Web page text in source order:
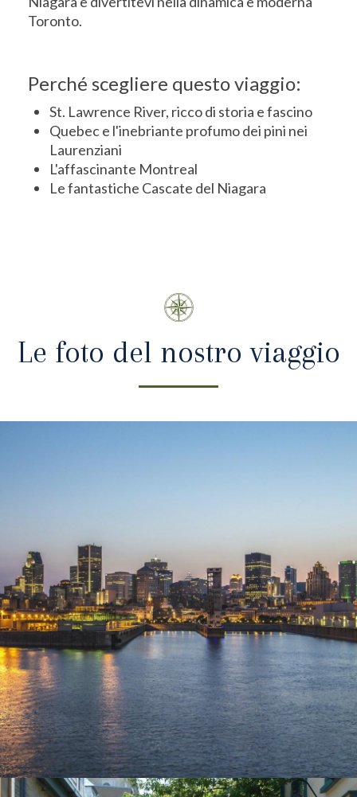
Toronto.
Perché scegliere questo viaggio:
St. Lawrence River, ricco di storia e fascino
Quebec e l'inebriante profumo dei pini nei
Laurenziani
L'affascinante Montreal
Le fantastiche Cascate del Niagara
Le foto del nostro viaggio